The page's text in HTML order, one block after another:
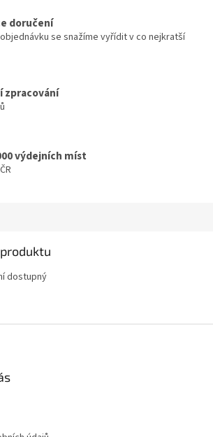
doručení
se snažíme vyřídit v co nejkratší
zpracování
výdejních míst
dostupný